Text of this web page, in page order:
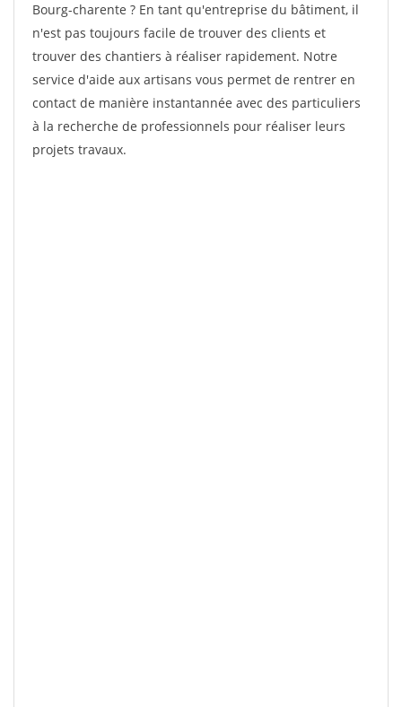
Bourg-charente ? En tant qu'entreprise du bâtiment, il
n'est pas toujours facile de trouver des clients et
trouver des chantiers à réaliser rapidement. Notre
service d'aide aux artisans vous permet de rentrer en
contact de manière instantannée avec des particuliers
à la recherche de professionnels pour réaliser leurs
projets travaux.